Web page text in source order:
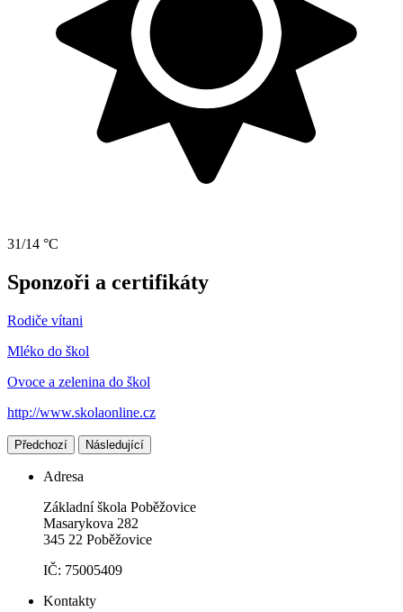
31/14 °C
Sponzoři a certifikáty
Rodiče vítani
Mléko do škol
Ovoce a zelenina do škol
http://www.skolaonline.cz
Předchozí Následující
Adresa
Základní škola Poběžovice
Masarykova 282
345 22 Poběžovice
IČ: 75005409
Kontakty